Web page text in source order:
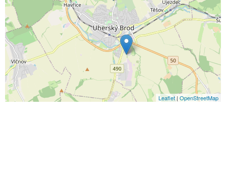
Leaflet | OpenStreetMap